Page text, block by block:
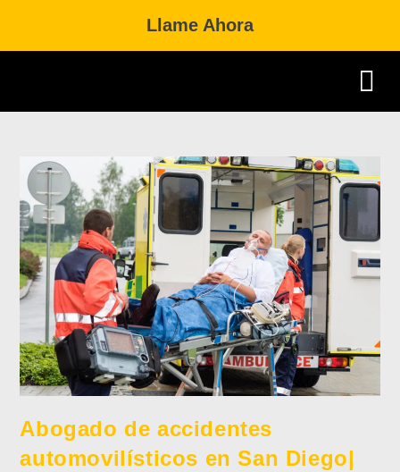
Llame Ahora
Abogado de accidentes
automovilísticos en San Diego|